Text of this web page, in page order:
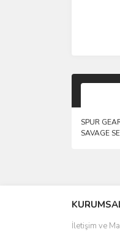
SPUR
SAVAGE
İletişim ve